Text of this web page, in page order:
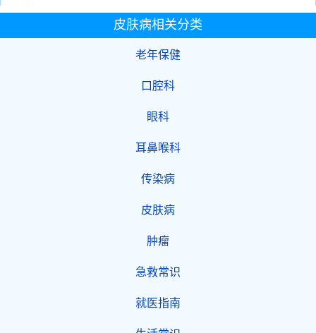
皮肤病相关分类
老年保健
口腔科
眼科
耳鼻喉科
传染病
皮肤病
肿瘤
急救常识
就医指南